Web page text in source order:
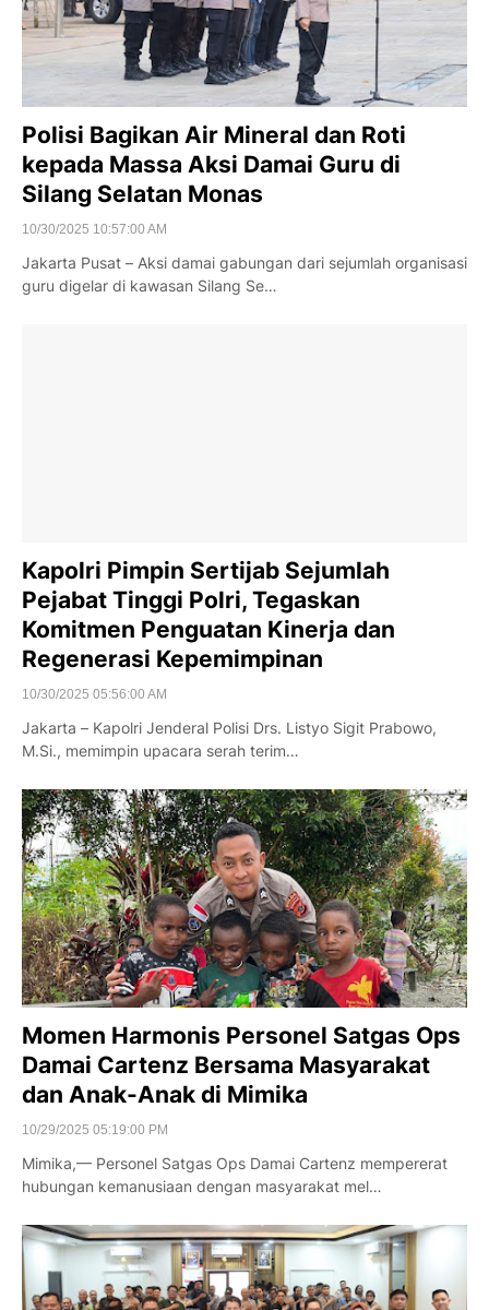
Polisi Bagikan Air Mineral dan Roti
kepada Massa Aksi Damai Guru di
Silang Selatan Monas
10/30/2025 10:57:00 AM
Jakarta Pusat – Aksi damai gabungan dari sejumlah organisasi
guru digelar di kawasan Silang Se…
Kapolri Pimpin Sertijab Sejumlah
Pejabat Tinggi Polri, Tegaskan
Komitmen Penguatan Kinerja dan
Regenerasi Kepemimpinan
10/30/2025 05:56:00 AM
Jakarta – Kapolri Jenderal Polisi Drs. Listyo Sigit Prabowo,
M.Si., memimpin upacara serah terim…
Momen Harmonis Personel Satgas Ops
Damai Cartenz Bersama Masyarakat
dan Anak-Anak di Mimika
10/29/2025 05:19:00 PM
Mimika,— Personel Satgas Ops Damai Cartenz mempererat
hubungan kemanusiaan dengan masyarakat mel…